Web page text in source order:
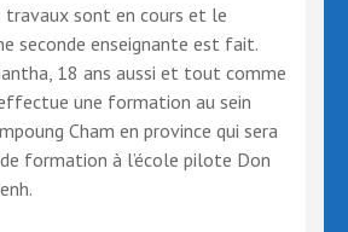
travaux sont en cours et le
seconde enseignante est fait.
18 ans aussi et tout comme
une formation au sein
Cham en province qui sera
formation à l’école pilote Don